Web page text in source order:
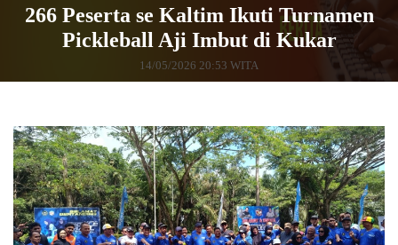
266 Peserta se Kaltim Ikuti Turnamen
Pickleball Aji Imbut di Kukar
14/05/2026 20:53 WITA